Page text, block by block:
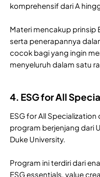
komprehensif dari A
Materi mencakup prinsip
serta penerapannya
cocok bagi yang ingin
menyeluruh dalam satu
4. ESG for All
ESG for All
program berjenjang dari
Duke University.
Program ini terdiri dari
ESG essentials, value